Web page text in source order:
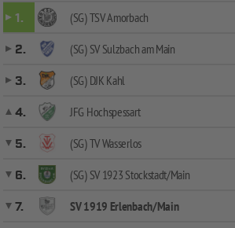
1. (SG) TSV Amorbach
2.
(SG) SV Sulzbach am Main
3.
(SG) DJK Kahl
4.
JFG Hochspessart
5.
(SG) TV Wasserlos
6.
(SG) SV 1923 Stockstadt/Main
7.
SV 1919 Erlenbach/Main